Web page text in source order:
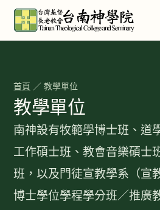
首頁 ／ 教學單位
教學單位
南神設有牧範學博士班、道
工作碩士班、教會音樂碩士
班，以及門徒宣教學系（宣
博士學位學程學分班／推廣